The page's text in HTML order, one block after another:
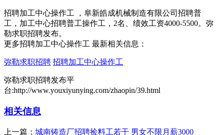
招聘加工中心操作工 ，阜新皓成机械制造有限公司招聘普
工，加工中心招聘普工操作工，2名、绩效工资4000-5500。弥
勒求职招聘发布。
更多招聘加工中心操作工 最新相关信息：
弥勒求职招聘 招聘加工中心操作工
弥勒求职招聘发布平
台:http://www.youxiyunying.com/zhaopin/39.html
相关信息
上一篇： 城南铸造厂招聘捡料工若干 男女不限月薪3000